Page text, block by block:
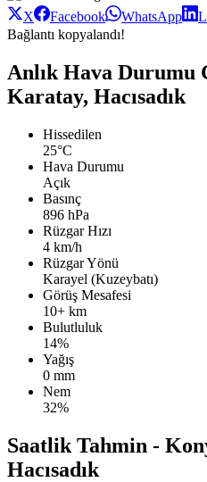
X Facebook WhatsApp
Bağlantı kopyalandı!
Anlık Hava Durumu
Karatay, Hacısadık
Hissedilen
25°C
Hava Durumu
Açık
Basınç
896 hPa
Rüzgar Hızı
4 km/h
Rüzgar Yönü
Karayel (Kuzeybatı)
Görüş Mesafesi
10+ km
Bulutluluk
14%
Yağış
0 mm
Nem
32%
Saatlik Tahmin -
Hacısadık